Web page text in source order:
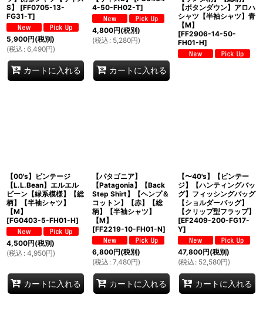
S】
[FF0705-13-
FG31-T]
5,900円(税別)
(税込 : 6,490円)
カートに入れる
4-50-FH02-T]
4,800円(税別)
(税込 : 5,280円)
カートに入れる
【ボタンダウン】アロハ
シャツ【半袖シャツ】青
【M】
[FF2906-14-50-
FH01-H]
【00's】ビンテージ
【L.L.Bean】エルエル
ビーン【緑系模様】【総
柄】【半袖シャツ】
【M】
[FG0403-5-FH01-H]
4,500円(税別)
(税込 : 4,950円)
カートに入れる
【パタゴニア】
【Patagonia】【Back
Step Shirt】【ヘンプ＆
コットン】【赤】【総
柄】【半袖シャツ】
【M】
[FF2219-10-FH01-N]
6,800円(税別)
(税込 : 7,480円)
カートに入れる
【〜40's】【ビンテー
ジ】【ハンティングバッ
グ】フィッシングバッグ
【ショルダーバッグ】
【クリップ型フラップ】
[EF2409-200-FG17-
Y]
47,800円(税別)
(税込 : 52,580円)
カートに入れる